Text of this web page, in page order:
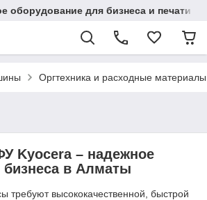
оборудование для бизнеса и печати в
Оргтехника и расходные материалы
Kyocera – надежное
в Алматы
требуютвысококачественной, быстрой